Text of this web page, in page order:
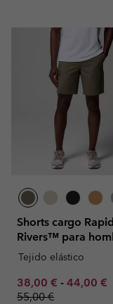
Shorts cargo Rapid
Rivers™ para
Tejido elástico
Minimum sale
38,00 € - 44,00 €
55,00 €